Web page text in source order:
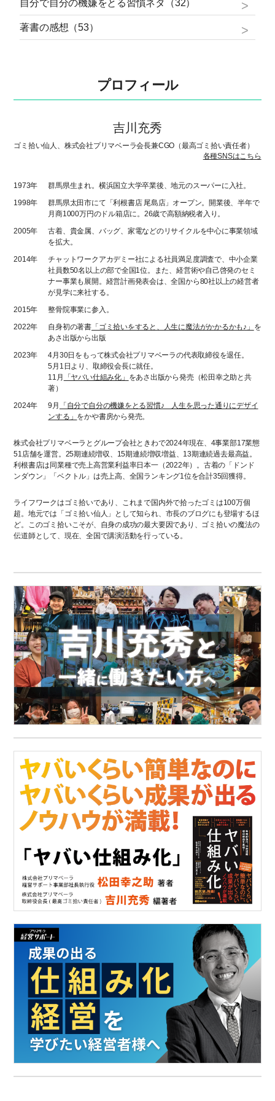
自分で自分の機嫌をとる習慣ネタ（32）
著書の感想（53）
プロフィール
吉川充秀
ゴミ拾い仙人、株式会社プリマベーラ会長兼CGO（最高ゴミ拾い責任者）
各種SNSはこちら
1973年
群馬県生まれ。横浜国立大学卒業後、地元のスーパーに入社。
1998年
群馬県太田市にて「利根書店 尾島店」オープン。開業後、半年で
月商1000万円のドル箱店に。26歳で高額納税者入り。
2005年
古着、貴金属、バッグ、家電などのリサイクルを中心に事業領域
を拡大。
2014年
チャットワークアカデミー社による社員満足度調査で、中小企業
社員数50名以上の部で全国1位。また、経営術や自己啓発のセミ
ナー事業も展開。経営計画発表会は、全国から80社以上の経営者
が見学に来社する。
2015年
整骨院事業に参入。
2022年
自身初の著書 「ゴミ拾いをすると、人生に魔法がかかるかも♪」 を
あさ出版から出版
2023年
4月30日をもって株式会社プリマベーラの代表取締役を退任。
5月1日より、取締役会長に就任。
11月
「ヤバい仕組み化」 をあさ出版から発売（松田幸之助と共
著）
2024年
9月
「自分で自分の機嫌をとる習慣♪ 人生を思った通りにデザイ
ンする」 をかや書房から発売。
株式会社プリマベーラとグループ会社ときわで2024年現在、4事業部17業態
51店舗を運営。25期連続増収、15期連続増収増益、13期連続過去最高益。
利根書店は同業種で売上高営業利益率日本一（2022年）。古着の「ドンド
ンダウン」「ベクトル」は売上高、全国ランキング1位を合計35回獲得。
ライフワークはゴミ拾いであり、これまで国内外で拾ったゴミは100万個
超。地元では「ゴミ拾い仙人」として知られ、市長のブログにも登場するほ
ど。このゴミ拾いこそが、自身の成功の最大要因であり、ゴミ拾いの魔法の
伝道師として、現在、全国で講演活動を行っている。